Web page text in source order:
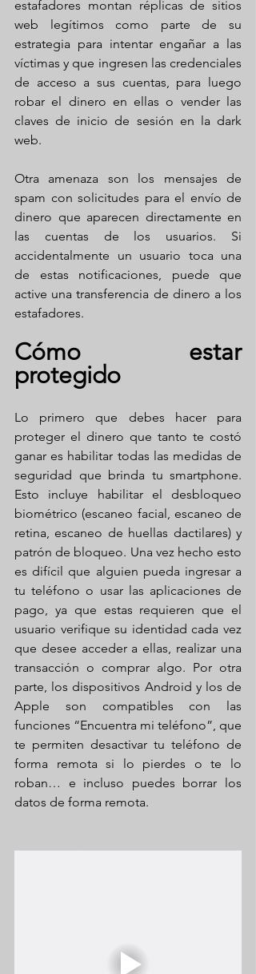
estafadores montan réplicas de sitios
web legítimos como parte de su
estrategia para intentar engañar a las
víctimas y que ingresen las credenciales
de acceso a sus cuentas, para luego
robar el dinero en ellas o vender las
claves de inicio de sesión en la dark
web.
Otra amenaza son los mensajes de
spam con solicitudes para el envío de
dinero que aparecen directamente en
las cuentas de los usuarios. Si
accidentalmente un usuario toca una
de estas notificaciones, puede que
active una transferencia de dinero a los
estafadores.
Cómo estar
protegido
Lo primero que debes hacer para
proteger el dinero que tanto te costó
ganar es habilitar todas las medidas de
seguridad que brinda tu smartphone.
Esto incluye habilitar el desbloqueo
biométrico (escaneo facial, escaneo de
retina, escaneo de huellas dactilares) y
patrón de bloqueo. Una vez hecho esto
es difícil que alguien pueda ingresar a
tu teléfono o usar las aplicaciones de
pago, ya que estas requieren que el
usuario verifique su identidad cada vez
que desee acceder a ellas, realizar una
transacción o comprar algo. Por otra
parte, los dispositivos Android y los de
Apple son compatibles con las
funciones “Encuentra mi teléfono”, que
te permiten desactivar tu teléfono de
forma remota si lo pierdes o te lo
roban… e incluso puedes borrar los
datos de forma remota.